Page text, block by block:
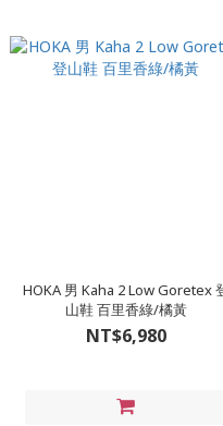
HOKA 男 Kaha 2 Low Goretex
山鞋 百里香綠/橘黃
NT$6,980